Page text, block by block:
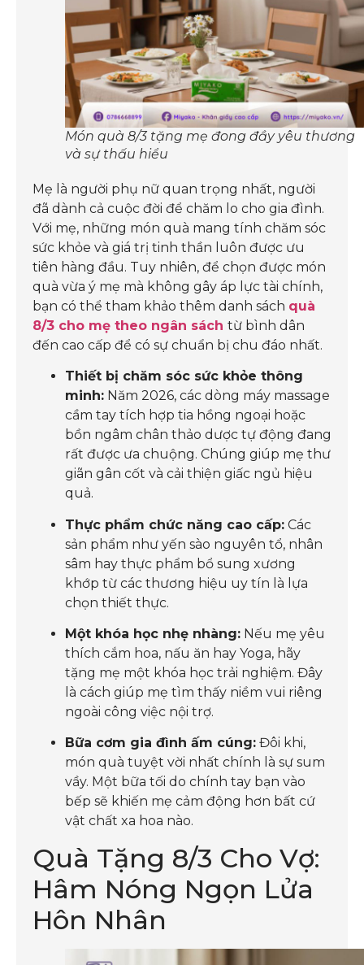
Món quà 8/3 tặng mẹ đong đầy yêu thương
và sự thấu hiểu
Mẹ là người phụ nữ quan trọng nhất, người
đã dành cả cuộc đời để chăm lo cho gia đình.
Với mẹ, những món quà mang tính chăm sóc
sức khỏe và giá trị tinh thần luôn được ưu
tiên hàng đầu. Tuy nhiên, để chọn được món
quà vừa ý mẹ mà không gây áp lực tài chính,
bạn có thể tham khảo thêm danh sách quà
8/3 cho mẹ theo ngân sách từ bình dân
đến cao cấp để có sự chuẩn bị chu đáo nhất.
Thiết bị chăm sóc sức khỏe thông
minh: Năm 2026, các dòng máy massage
cầm tay tích hợp tia hồng ngoại hoặc
bồn ngâm chân thảo dược tự động đang
rất được ưa chuộng. Chúng giúp mẹ thư
giãn gân cốt và cải thiện giấc ngủ hiệu
quả.
Thực phẩm chức năng cao cấp: Các
sản phẩm như yến sào nguyên tổ, nhân
sâm hay thực phẩm bổ sung xương
khớp từ các thương hiệu uy tín là lựa
chọn thiết thực.
Một khóa học nhẹ nhàng: Nếu mẹ yêu
thích cắm hoa, nấu ăn hay Yoga, hãy
tặng mẹ một khóa học trải nghiệm. Đây
là cách giúp mẹ tìm thấy niềm vui riêng
ngoài công việc nội trợ.
Bữa cơm gia đình ấm cúng: Đôi khi,
món quà tuyệt vời nhất chính là sự sum
vầy. Một bữa tối do chính tay bạn vào
bếp sẽ khiến mẹ cảm động hơn bất cứ
vật chất xa hoa nào.
Quà Tặng 8/3 Cho Vợ:
Hâm Nóng Ngọn Lửa
Hôn Nhân